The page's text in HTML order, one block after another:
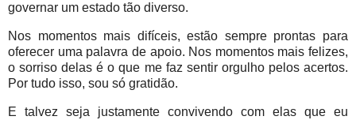
governar um estado tão diverso.
Nos momentos mais difíceis, estão sempre prontas para
oferecer uma palavra de apoio. Nos momentos mais felizes,
o sorriso delas é o que me faz sentir orgulho pelos acertos.
Por tudo isso, sou só gratidão.
E talvez seja justamente convivendo com elas que eu